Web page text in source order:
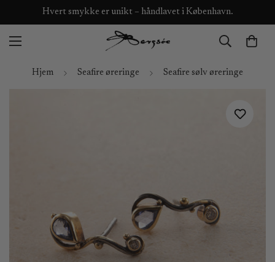
Hvert smykke er unikt – håndlavet i København.
Hjem Seafire øreringe Seafire sølv øreringe